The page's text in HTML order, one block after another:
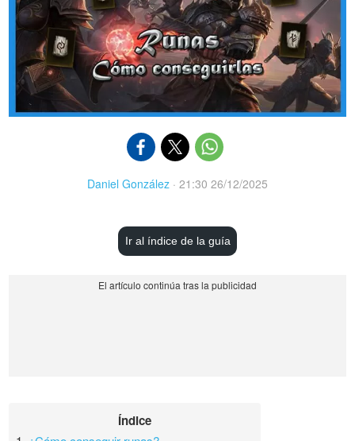
Daniel González · 21:30 26/12/2025
Ir al índice de la guía
Índice